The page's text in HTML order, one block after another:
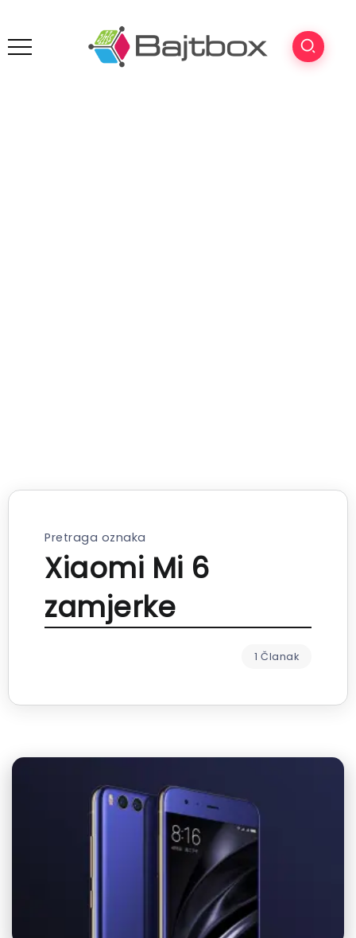
Pretraga oznaka
Xiaomi Mi 6
zamjerke
1 Članak